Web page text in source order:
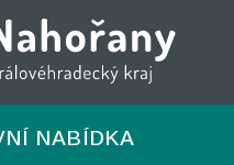
NABÍDKA